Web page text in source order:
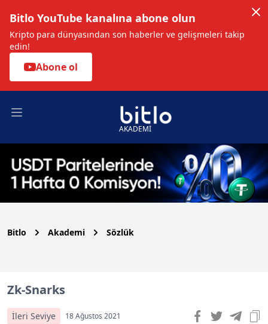
Bitlo YouTube kanalına abone olun
Kripto para dünyasından son haberler ve gelişmeleri takip
edin!
Abone ol
Open main menu
AKADEMİ
Bitlo Akademi Sözlük
Zk-Snarks
İleri Seviye 18 Ağustos 2021